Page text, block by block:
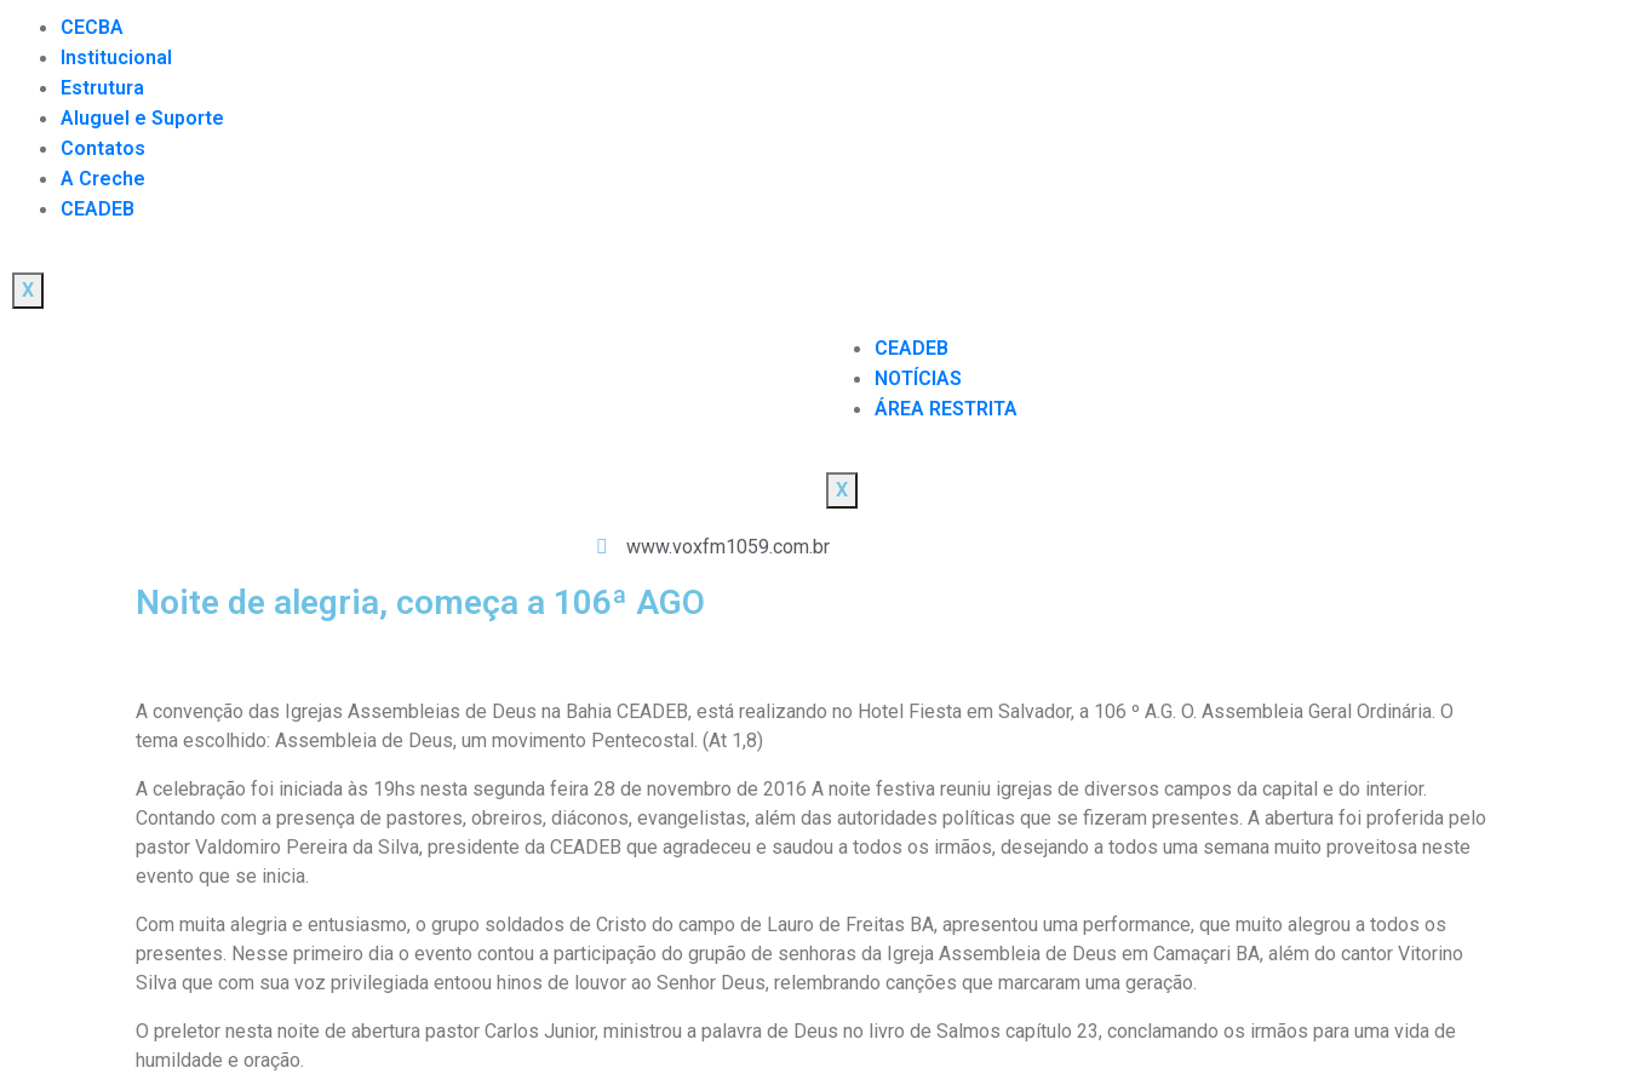
CECBA
Institucional
Estrutura
Aluguel e Suporte
Contatos
A Creche
CEADEB
X
CEADEB
NOTÍCIAS
ÁREA RESTRITA
X
www.voxfm1059.com.br
Noite de alegria, começa a 106ª AGO
A convenção das Igrejas Assembleias de Deus na Bahia CEADEB, está realizando no Hotel Fiesta em Salvador, a 106 º A.G. O. Assembleia Geral Ordinária. O
tema escolhido: Assembleia de Deus, um movimento Pentecostal. (At 1,8)
A celebração foi iniciada às 19hs nesta segunda feira 28 de novembro de 2016 A noite festiva reuniu igrejas de diversos campos da capital e do interior.
Contando com a presença de pastores, obreiros, diáconos, evangelistas, além das autoridades políticas que se fizeram presentes. A abertura foi proferida pelo
pastor Valdomiro Pereira da Silva, presidente da CEADEB que agradeceu e saudou a todos os irmãos, desejando a todos uma semana muito proveitosa neste
evento que se inicia.
Com muita alegria e entusiasmo, o grupo soldados de Cristo do campo de Lauro de Freitas BA, apresentou uma performance, que muito alegrou a todos os
presentes. Nesse primeiro dia o evento contou a participação do grupão de senhoras da Igreja Assembleia de Deus em Camaçari BA, além do cantor Vitorino
Silva que com sua voz privilegiada entoou hinos de louvor ao Senhor Deus, relembrando canções que marcaram uma geração.
O preletor nesta noite de abertura pastor Carlos Junior, ministrou a palavra de Deus no livro de Salmos capítulo 23, conclamando os irmãos para uma vida de
humildade e oração.